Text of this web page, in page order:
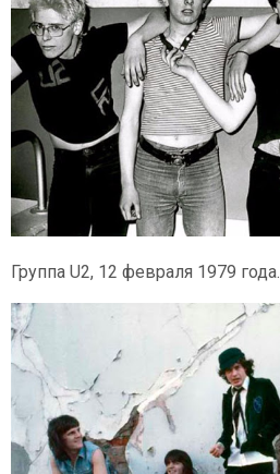
Группа U2, 12 февраля 1979 года.